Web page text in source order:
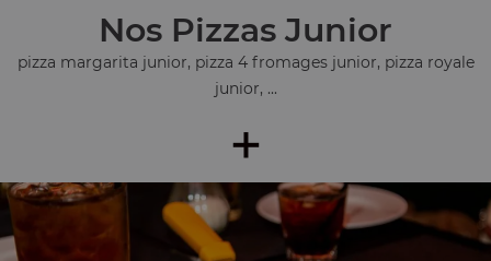
Nos Pizzas Junior
pizza margarita junior, pizza 4 fromages junior, pizza royale
junior, ...
+